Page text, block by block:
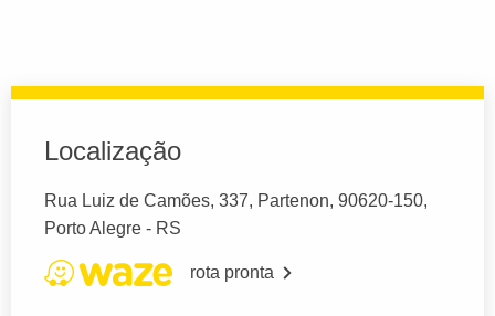
Localização
Rua Luiz de Camões, 337, Partenon, 90620-150,
Porto Alegre - RS
rota pronta